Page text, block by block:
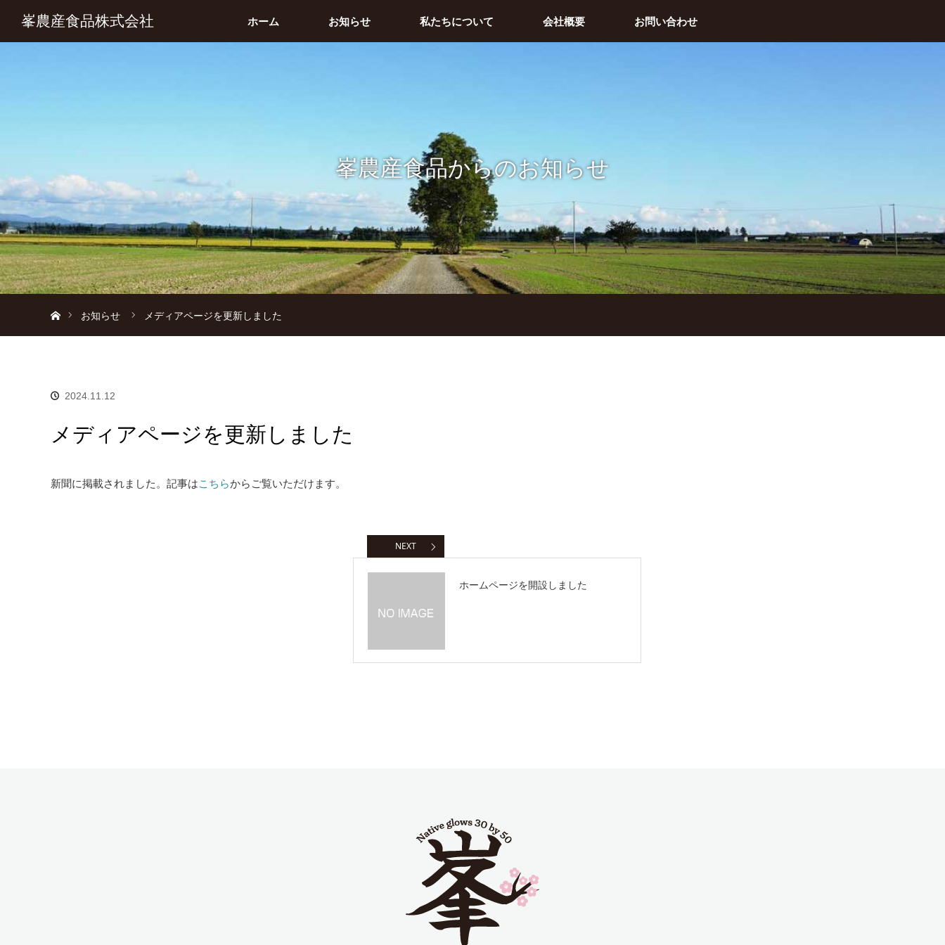
峯農産食品株式会社 ホーム お知らせ 私たちについて 会社概要 お問い合わせ
峯農産食品からのお知らせ
お知らせ
メディアページを更新しました
2024.11.12
メディアページを更新しました
新聞に掲載されました。記事はこちらからご覧いただけます。
NEXT
ホームページを開設しました